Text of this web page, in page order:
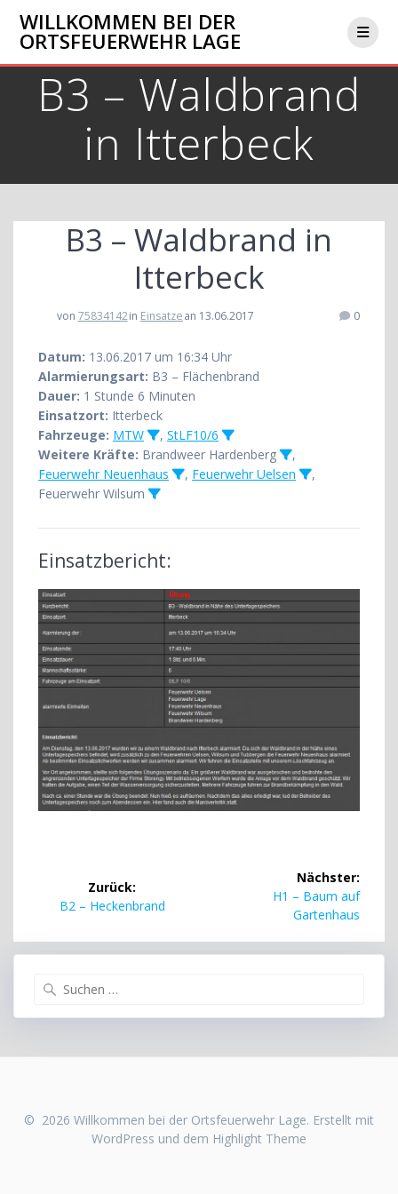
Inhalt
springen
WILLKOMMEN BEI DER
ORTSFEUERWEHR LAGE
B3 – Waldbrand
in Itterbeck
B3 – Waldbrand in
Itterbeck
von 75834142in Einsatzean 13.06.2017 0
Datum: 13.06.2017 um 16:34 Uhr
Alarmierungsart: B3 – Flächenbrand
Dauer: 1 Stunde 6 Minuten
Einsatzort: Itterbeck
Fahrzeuge: MTW , StLF10/6
Weitere Kräfte: Brandweer Hardenberg
,
Feuerwehr Neuenhaus
, Feuerwehr Uelsen
,
Feuerwehr Wilsum
Einsatzbericht:
Zurück:
Vorheriger
B2 – Heckenbrand
Nächster:
Nächster
Beitrag:
H1 – Baum auf
Gartenhaus
© 2026 Willkommen bei der Ortsfeuerwehr Lage. Erstellt mit
WordPress und dem Highlight Theme